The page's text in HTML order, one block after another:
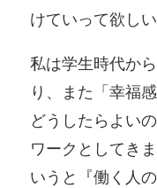
けていって欲し
私は学生時代か
り、また「幸福
どうしたらよい
ワークとしてき
いうと『働く人